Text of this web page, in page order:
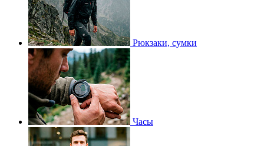
Рюкзаки, сумки
Часы